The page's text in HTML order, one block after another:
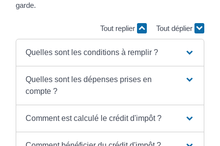
garde.
Tout replier Tout déplier
Quelles sont les conditions à remplir ?
Quelles sont les dépenses prises en
compte ?
Comment est calculé le crédit d'impôt ?